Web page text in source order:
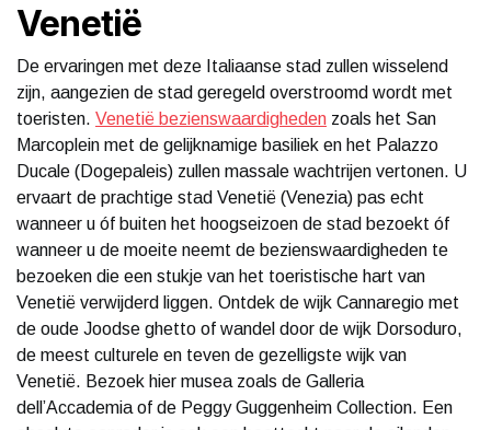
Venetië
De ervaringen met deze Italiaanse stad zullen wisselend
zijn, aangezien de stad geregeld overstroomd wordt met
toeristen. Venetië bezienswaardigheden zoals het San
Marcoplein met de gelijknamige basiliek en het Palazzo
Ducale (Dogepaleis) zullen massale wachtrijen vertonen. U
ervaart de prachtige stad Venetië (Venezia) pas echt
wanneer u óf buiten het hoogseizoen de stad bezoekt óf
wanneer u de moeite neemt de bezienswaardigheden te
bezoeken die een stukje van het toeristische hart van
Venetië verwijderd liggen. Ontdek de wijk Cannaregio met
de oude Joodse ghetto of wandel door de wijk Dorsoduro,
de meest culturele en teven de gezelligste wijk van
Venetië. Bezoek hier musea zoals de Galleria
dell’Accademia of de Peggy Guggenheim Collection. Een